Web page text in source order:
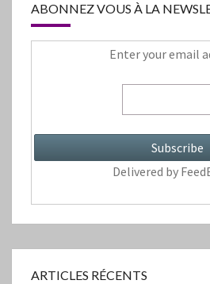
ABONNEZ VOUS À LA
Enter your email
Delivered by
ARTICLES RÉCENTS